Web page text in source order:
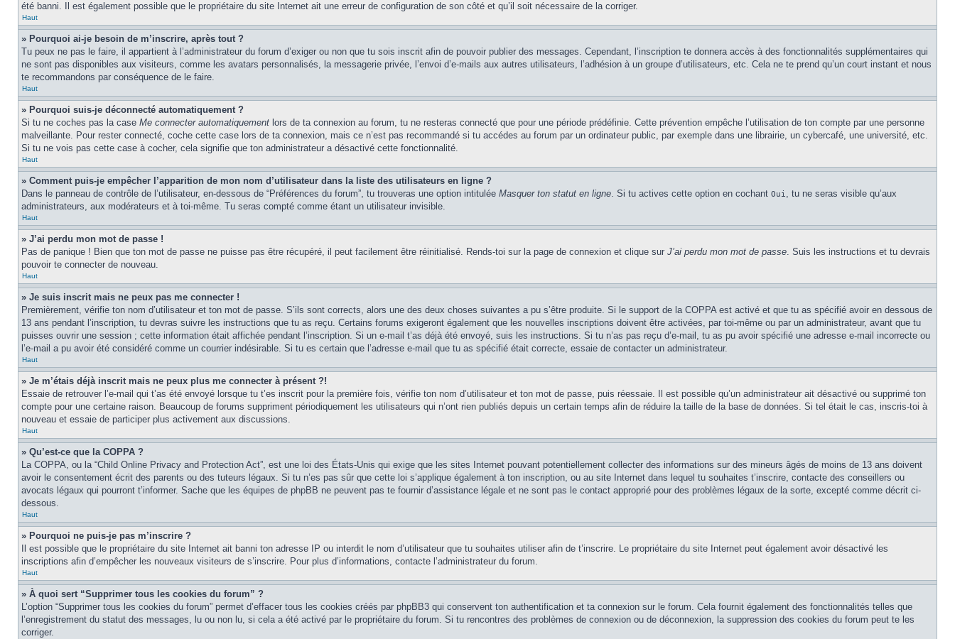
été banni. Il est également possible que le propriétaire du site Internet ait une erreur de configuration de son côté et qu’il soit nécessaire de la corriger.
Haut
» Pourquoi ai-je besoin de m’inscrire, après tout ?
Tu peux ne pas le faire, il appartient à l’administrateur du forum d’exiger ou non que tu sois inscrit afin de pouvoir publier des messages. Cependant, l’inscription te donnera accès à des fonctionnalités supplémentaires qui
ne sont pas disponibles aux visiteurs, comme les avatars personnalisés, la messagerie privée, l’envoi d’e-mails aux autres utilisateurs, l’adhésion à un groupe d’utilisateurs, etc. Cela ne te prend qu’un court instant et nous
te recommandons par conséquence de le faire.
Haut
» Pourquoi suis-je déconnecté automatiquement ?
Si tu ne coches pas la case Me connecter automatiquement lors de ta connexion au forum, tu ne resteras connecté que pour une période prédéfinie. Cette prévention empêche l’utilisation de ton compte par une personne
malveillante. Pour rester connecté, coche cette case lors de ta connexion, mais ce n’est pas recommandé si tu accédes au forum par un ordinateur public, par exemple dans une librairie, un cybercafé, une université, etc.
Si tu ne vois pas cette case à cocher, cela signifie que ton administrateur a désactivé cette fonctionnalité.
Haut
» Comment puis-je empêcher l’apparition de mon nom d’utilisateur dans la liste des utilisateurs en ligne ?
Dans le panneau de contrôle de l’utilisateur, en-dessous de “Préférences du forum”, tu trouveras une option intitulée Masquer ton statut en ligne. Si tu actives cette option en cochant Oui , tu ne seras visible qu’aux
administrateurs, aux modérateurs et à toi-même. Tu seras compté comme étant un utilisateur invisible.
Haut
» J’ai perdu mon mot de passe !
Pas de panique ! Bien que ton mot de passe ne puisse pas être récupéré, il peut facilement être réinitialisé. Rends-toi sur la page de connexion et clique sur J’ai perdu mon mot de passe. Suis les instructions et tu devrais
pouvoir te connecter de nouveau.
Haut
» Je suis inscrit mais ne peux pas me connecter !
Premièrement, vérifie ton nom d’utilisateur et ton mot de passe. S’ils sont corrects, alors une des deux choses suivantes a pu s’être produite. Si le support de la COPPA est activé et que tu as spécifié avoir en dessous de
13 ans pendant l’inscription, tu devras suivre les instructions que tu as reçu. Certains forums exigeront également que les nouvelles inscriptions doivent être activées, par toi-même ou par un administrateur, avant que tu
puisses ouvrir une session ; cette information était affichée pendant l’inscription. Si un e-mail t’as déjà été envoyé, suis les instructions. Si tu n’as pas reçu d’e-mail, tu as pu avoir spécifié une adresse e-mail incorrecte ou
l’e-mail a pu avoir été considéré comme un courrier indésirable. Si tu es certain que l’adresse e-mail que tu as spécifié était correcte, essaie de contacter un administrateur.
Haut
» Je m’étais déjà inscrit mais ne peux plus me connecter à présent ?!
Essaie de retrouver l’e-mail qui t’as été envoyé lorsque tu t’es inscrit pour la première fois, vérifie ton nom d’utilisateur et ton mot de passe, puis réessaie. Il est possible qu’un administrateur ait désactivé ou supprimé ton
compte pour une certaine raison. Beaucoup de forums suppriment périodiquement les utilisateurs qui n’ont rien publiés depuis un certain temps afin de réduire la taille de la base de données. Si tel était le cas, inscris-toi à
nouveau et essaie de participer plus activement aux discussions.
Haut
» Qu’est-ce que la COPPA ?
La COPPA, ou la “Child Online Privacy and Protection Act”, est une loi des États-Unis qui exige que les sites Internet pouvant potentiellement collecter des informations sur des mineurs âgés de moins de 13 ans doivent
avoir le consentement écrit des parents ou des tuteurs légaux. Si tu n’es pas sûr que cette loi s’applique également à ton inscription, ou au site Internet dans lequel tu souhaites t’inscrire, contacte des conseillers ou
avocats légaux qui pourront t’informer. Sache que les équipes de phpBB ne peuvent pas te fournir d’assistance légale et ne sont pas le contact approprié pour des problèmes légaux de la sorte, excepté comme décrit ci-
dessous.
Haut
» Pourquoi ne puis-je pas m’inscrire ?
Il est possible que le propriétaire du site Internet ait banni ton adresse IP ou interdit le nom d’utilisateur que tu souhaites utiliser afin de t’inscrire. Le propriétaire du site Internet peut également avoir désactivé les
inscriptions afin d’empêcher les nouveaux visiteurs de s’inscrire. Pour plus d’informations, contacte l’administrateur du forum.
Haut
» À quoi sert “Supprimer tous les cookies du forum” ?
L’option “Supprimer tous les cookies du forum” permet d’effacer tous les cookies créés par phpBB3 qui conservent ton authentification et ta connexion sur le forum. Cela fournit également des fonctionnalités telles que
l’enregistrement du statut des messages, lu ou non lu, si cela a été activé par le propriétaire du forum. Si tu rencontres des problèmes de connexion ou de déconnexion, la suppression des cookies du forum peut te les
corriger.